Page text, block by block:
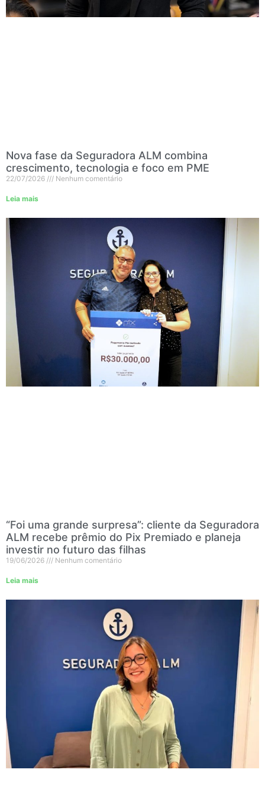
Nova fase da Seguradora ALM combina
crescimento, tecnologia e foco em PME
22/07/2026 Nenhum comentário
Leia mais
“Foi uma grande surpresa”: cliente da Seguradora
ALM recebe prêmio do Pix Premiado e planeja
investir no futuro das filhas
19/06/2026 Nenhum comentário
Leia mais